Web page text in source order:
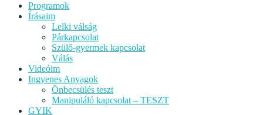
Programok
Írásaim
Lelki válság
Párkapcsolat
Szülő-gyermek kapcsolat
Válás
Videóim
Ingyenes Anyagok
Önbecsülés teszt
Manipuláló kapcsolat – TESZT
GYIK